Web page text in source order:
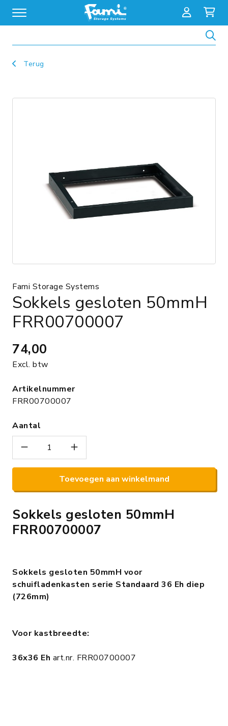
Terug
Fami Storage Systems
Sokkels gesloten 50mmH
FRR00700007
74,00
Excl. btw
Artikelnummer
FRR00700007
Aantal
Toevoegen aan winkelmand
Sokkels gesloten 50mmH
FRR00700007
Sokkels gesloten 50mmH voor
schuifladenkasten serie Standaard 36 Eh diep
(726mm)
Voor kastbreedte:
36x36 Eh art.nr. FRR00700007